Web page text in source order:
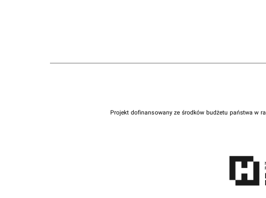
Projekt dofinansowany ze środków budżetu państwa w